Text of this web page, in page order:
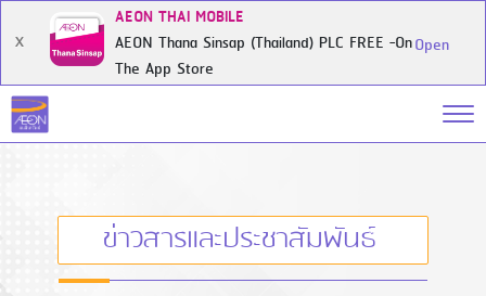
X
AEON THAI MOBILE
AEON Thana Sinsap (Thailand) PLC FREE -On
The App Store
Open
ข่าวสารและประชาสัมพันธ์